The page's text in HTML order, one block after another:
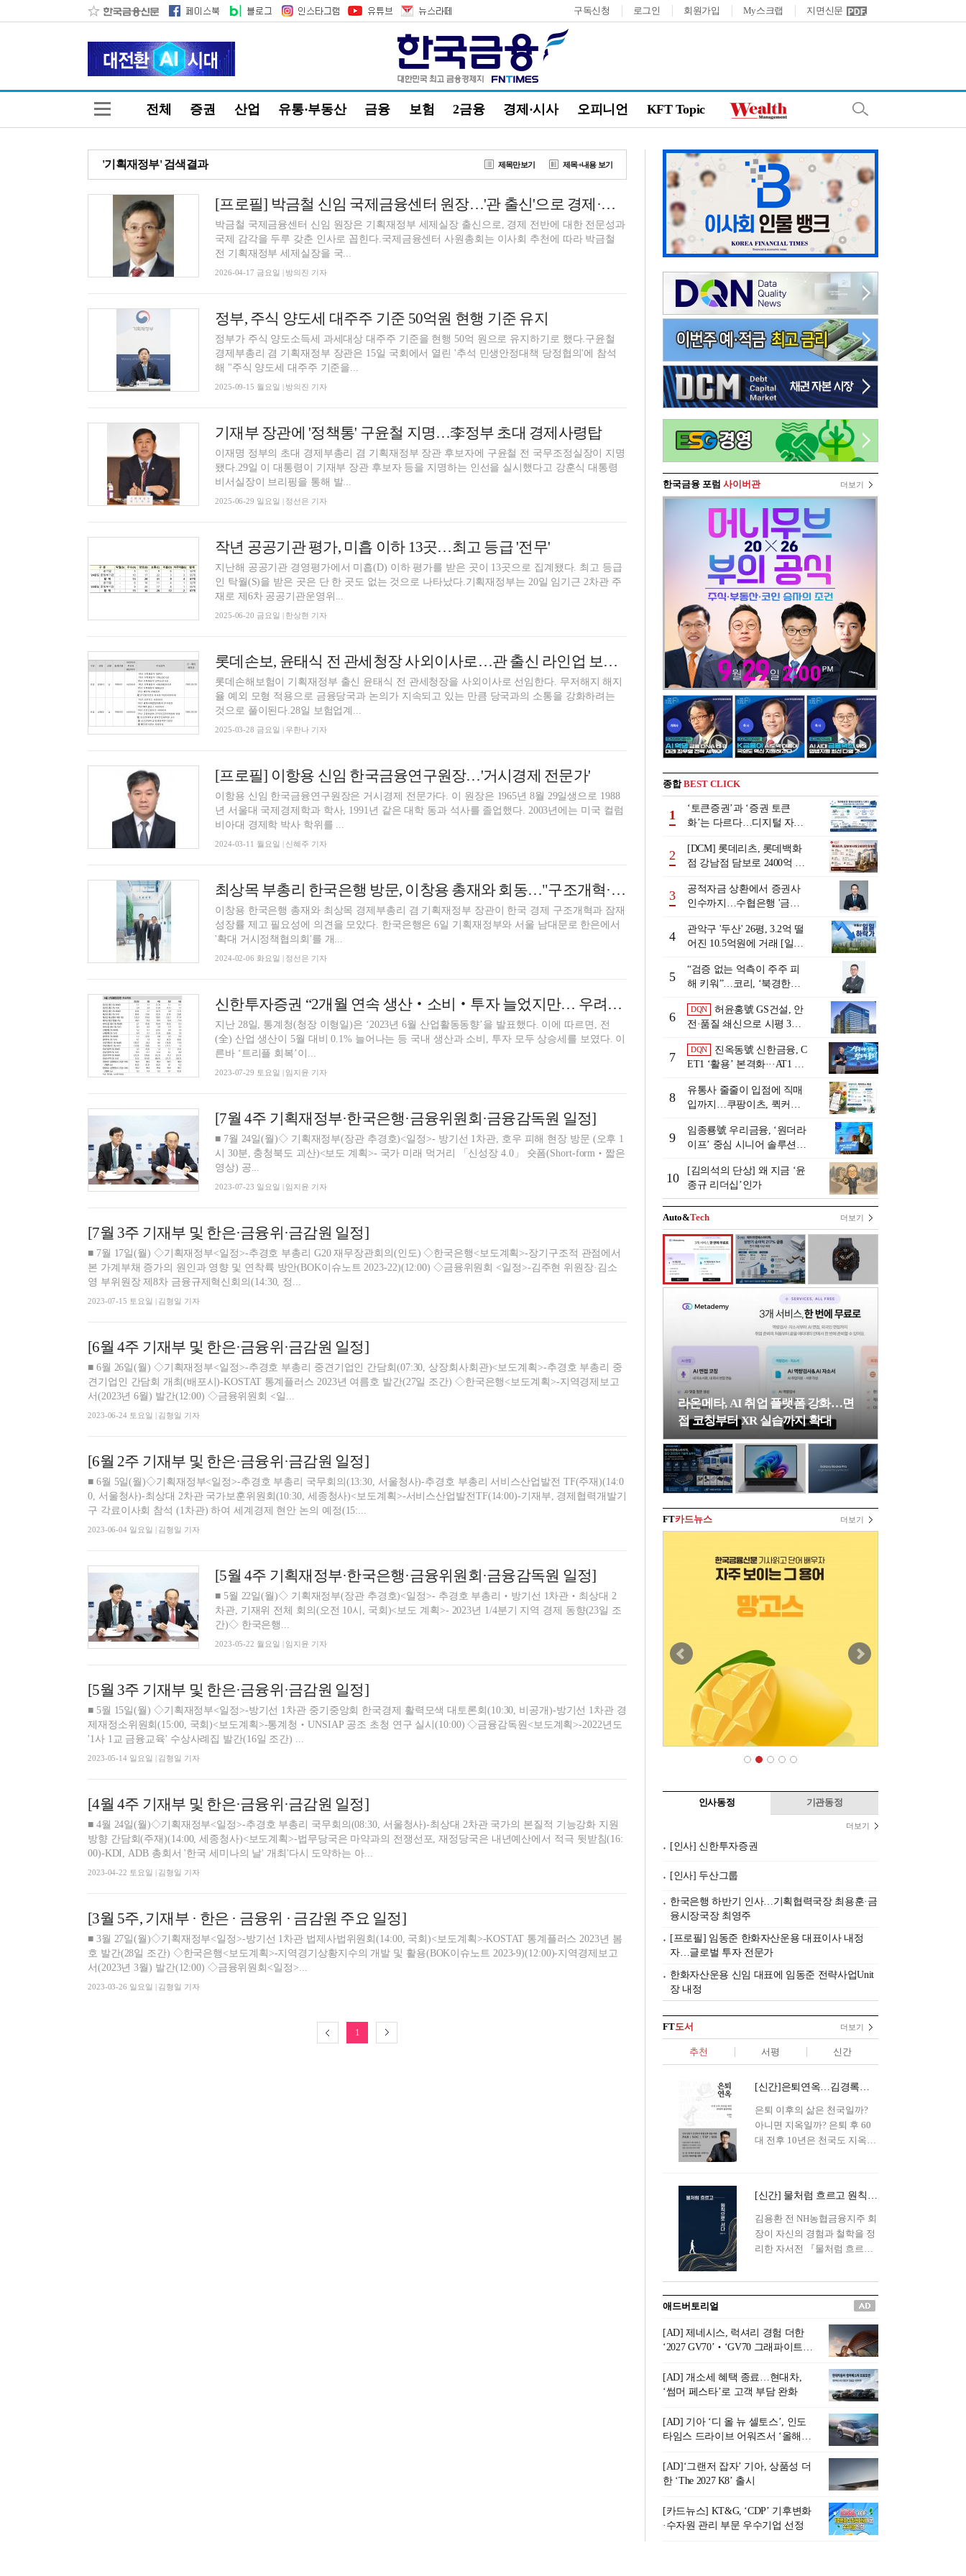
구독신청 로그인 회원가입 My스크랩 지면신문
전체 증권 산업 유통·부동산 금융 보험 2금융 경제·시사 오피니언 KFT Topic
'기획재정부' 검색결과 제목만보기 제목+내용 보기
[프로필] 박금철 신임 국제금융센터 원장…'관 출신'으로 경제·국제 등에 전문성
박금철 국제금융센터 신임 원장은 기획재정부 세제실장 출신으로, 경제 전반에 대한 전문성과
국제 감각을 두루 갖춘 인사로 꼽힌다.국제금융센터 사원총회는 이사회 추천에 따라 박금철
전 기획재정부 세제실장을 국...
2026-04-17 금요일 | 방의진 기자
정부, 주식 양도세 대주주 기준 50억원 현행 기준 유지
정부가 주식 양도소득세 과세대상 대주주 기준을 현행 50억 원으로 유지하기로 했다.구윤철
경제부총리 겸 기획재정부 장관은 15일 국회에서 열린 '추석 민생안정대책 당정협의'에 참석
해 "주식 양도세 대주주 기준을...
2025-09-15 월요일 | 방의진 기자
기재부 장관에 '정책통' 구윤철 지명…李정부 초대 경제사령탑
이재명 정부의 초대 경제부총리 겸 기획재정부 장관 후보자에 구윤철 전 국무조정실장이 지명
됐다.29일 이 대통령이 기재부 장관 후보자 등을 지명하는 인선을 실시했다고 강훈식 대통령
비서실장이 브리핑을 통해 발...
2025-06-29 일요일 | 정선은 기자
작년 공공기관 평가, 미흡 이하 13곳…최고 등급 '전무'
지난해 공공기관 경영평가에서 미흡(D) 이하 평가를 받은 곳이 13곳으로 집계됐다. 최고 등급
인 탁월(S)을 받은 곳은 단 한 곳도 없는 것으로 나타났다.기획재정부는 20일 임기근 2차관 주
재로 제6차 공공기관운영위...
2025-06-20 금요일 | 한상현 기자
롯데손보, 윤태식 전 관세청장 사외이사로…관 출신 라인업 보강 [보험사 사외이사 풍향계]
롯데손해보험이 기획재정부 출신 윤태식 전 관세청장을 사외이사로 선임한다. 무저해지 해지
율 예외 모형 적용으로 금융당국과 논의가 지속되고 있는 만큼 당국과의 소통을 강화하려는
것으로 풀이된다.28일 보험업계...
2025-03-28 금요일 | 우한나 기자
[프로필] 이항용 신임 한국금융연구원장…'거시경제 전문가'
이항용 신임 한국금융연구원장은 거시경제 전문가다. 이 원장은 1965년 8월 29일생으로 1988
년 서울대 국제경제학과 학사, 1991년 같은 대학 동과 석사를 졸업했다. 2003년에는 미국 컬럼
비아대 경제학 박사 학위를 ...
2024-03-11 월요일 | 신혜주 기자
최상목 부총리 한국은행 방문, 이창용 총재와 회동…"구조개혁·잠재성장률 제고 필요"
이창용 한국은행 총재와 최상목 경제부총리 겸 기획재정부 장관이 한국 경제 구조개혁과 잠재
성장률 제고 필요성에 의견을 모았다. 한국은행은 6일 기획재정부와 서울 남대문로 한은에서
'확대 거시정책협의회'를 개...
2024-02-06 화요일 | 정선은 기자
신한투자증권 “2개월 연속 생산‧소비‧투자 늘었지만… 우려는 여전”
지난 28일, 통계청(청장 이형일)은 ‘2023년 6월 산업활동동향’을 발표했다. 이에 따르면, 전
(全) 산업 생산이 5월 대비 0.1% 늘어나는 등 국내 생산과 소비, 투자 모두 상승세를 보였다. 이
른바 ‘트리플 회복’이...
2023-07-29 토요일 | 임지윤 기자
[7월 4주 기획재정부·한국은행·금융위원회·금융감독원 일정]
■ 7월 24일(월)◇ 기획재정부(장관 추경호)<일정>- 방기선 1차관, 호우 피해 현장 방문 (오후 1
시 30분, 충청북도 괴산)<보도 계획>- 국가 미래 먹거리 「신성장 4.0」 숏폼(Short-form‧짧은
영상) 공...
2023-07-23 일요일 | 임지윤 기자
[7월 3주 기재부 및 한은·금융위·금감원 일정]
■ 7월 17일(월) ◇기획재정부<일정>-추경호 부총리 G20 재무장관회의(인도) ◇한국은행<보도계획>-장기구조적 관점에서
본 가계부채 증가의 원인과 영향 및 연착륙 방안(BOK이슈노트 2023-22)(12:00) ◇금융위원회 <일정>-김주현 위원장·김소
영 부위원장 제8차 금융규제혁신회의(14:30, 정...
2023-07-15 토요일 | 김형일 기자
[6월 4주 기재부 및 한은·금융위·금감원 일정]
■ 6월 26일(월) ◇기획재정부<일정>-추경호 부총리 중견기업인 간담회(07:30, 상장회사회관)<보도계획>-추경호 부총리 중
견기업인 간담회 개최(배포시)-KOSTAT 통계플러스 2023년 여름호 발간(27일 조간) ◇한국은행<보도계획>-지역경제보고
서(2023년 6월) 발간(12:00) ◇금융위원회 <일...
2023-06-24 토요일 | 김형일 기자
[6월 2주 기재부 및 한은·금융위·금감원 일정]
■ 6월 5일(월)◇기획재정부<일정>-추경호 부총리 국무회의(13:30, 서울청사)-추경호 부총리 서비스산업발전 TF(주재)(14:0
0, 서울청사)-최상대 2차관 국가보훈위원회(10:30, 세종청사)<보도계획>-서비스산업발전TF(14:00)-기재부, 경제협력개발기
구 각료이사회 참석 (1차관) 하여 세계경제 현안 논의 예정(15:...
2023-06-04 일요일 | 김형일 기자
[5월 4주 기획재정부·한국은행·금융위원회·금융감독원 일정]
■ 5월 22일(월)◇ 기획재정부(장관 추경호)<일정>- 추경호 부총리‧방기선 1차관‧최상대 2
차관, 기재위 전체 회의(오전 10시, 국회)<보도 계획>- 2023년 1/4분기 지역 경제 동향(23일 조
간)◇ 한국은행...
2023-05-22 월요일 | 임지윤 기자
[5월 3주 기재부 및 한은·금융위·금감원 일정]
■ 5월 15일(월) ◇기획재정부<일정>-방기선 1차관 중기중앙회 한국경제 활력모색 대토론회(10:30, 비공개)-방기선 1차관 경
제재정소위원회(15:00, 국회)<보도계획>-통계청‧UNSIAP 공조 초청 연구 실시(10:00) ◇금융감독원<보도계획>-2022년도
'1사 1교 금융교육' 수상사례집 발간(16일 조간) ...
2023-05-14 일요일 | 김형일 기자
[4월 4주 기재부 및 한은·금융위·금감원 일정]
■ 4월 24일(월)◇기획재정부<일정>-추경호 부총리 국무회의(08:30, 서울청사)-최상대 2차관 국가의 본질적 기능강화 지원
방향 간담회(주재)(14:00, 세종청사)<보도계획>-법무당국은 마약과의 전쟁선포, 재정당국은 내년예산에서 적극 뒷받침(16:
00)-KDI, ADB 총회서 '한국 세미나의 날' 개최'다시 도약하는 아...
2023-04-22 토요일 | 김형일 기자
[3월 5주, 기재부 · 한은 · 금융위 · 금감원 주요 일정]
■ 3월 27일(월)◇기획재정부<일정>-방기선 1차관 법제사법위원회(14:00, 국회)<보도계획>-KOSTAT 통계플러스 2023년 봄
호 발간(28일 조간) ◇한국은행<보도계획>-지역경기상황지수의 개발 및 활용(BOK이슈노트 2023-9)(12:00)-지역경제보고
서(2023년 3월) 발간(12:00) ◇금융위원회<일정>...
2023-03-26 일요일 | 김형일 기자
1
한국금융 포럼 사이버관 더보기
종합BEST CLICK
1
‘토큰증권’과 ‘증권 토큰
화’는 다르다…디지털 자본
2
[DCM] 롯데리츠, 롯데백화
점 강남점 담보로 2400억 조
3
공적자금 상환에서 증권사
인수까지…수협은행 '금융
행 금융그룹의 꿈①]
4
관악구 '두산' 26평, 3.2억 떨
어진 10.5억원에 거래 [일일
5
“검증 없는 억측이 주주 피
해 키워”…코리, ‘북경한미
6
DQN
허윤홍號 GS건설, 안
전·품질 쇄신으로 시평 3위
7
DQN
진옥동號 신한금융, C
ET1 ‘활용’ 본격화···AT1 늘
view]
8
유통사 줄줄이 입점에 직매
입까지…쿠팡이츠, 퀵커머
9
임종룡號 우리금융, ‘원더라
이프’ 중심 시니어 솔루션
[금융 시니어 비즈니스 돋보
기]
10
[김의석의 단상] 왜 지금 ‘윤
종규 리더십’인가
Auto&Tech 더보기
라온메타, AI 취업 플랫폼 강화…면
접 코칭부터 XR 실습까지 확대
FT카드뉴스 더보기
인사동정 기관동정
더보기
[인사] 신한투자증권
[인사] 두산그룹
한국은행 하반기 인사…기획협력국장 최용훈·금
융시장국장 최영주
[프로필] 임동준 한화자산운용 대표이사 내정
자…글로벌 투자 전문가
한화자산운용 신임 대표에 임동준 전략사업Unit
장 내정
FT도서 더보기
추천 서평 신간
[신간]은퇴연옥…김경록의 은퇴 후 삶의 나침반
은퇴 이후의 삶은 천국일까?
아니면 지옥일까? 은퇴 후 60
대 전후 10년은 천국도 지옥도
은퇴 설계를 가이드해 온 김경
록 옵투스자산운용의 고문이
신간 『은퇴연옥』을 내놓았
다.단테는 지옥을 '모든 희망을
록 고문은 새로운 시각을 제시
0년의 과도기는 지옥이 아니라
정화와 성장의 공간인 ‘은퇴연
옥(Purgatory)’이라는 것이다.
연옥은 고통스럽지만 끝이 있
으며, 준비를 통해 천국으로 나
아갈 수 있는 희망의 장소라고
말한
[신간] 물처럼 흐르고 원칙으로 서다…김용환의 통찰을 담다
김용환 전 NH농협금융지주 회
장이 자신의 경험과 철학을 정
리한 자서전 『물처럼 흐르고
통 관료 출신으로 한국 금융의
주요 변곡점마다 중요한 역할
을 하고 금융 경영인으로서 큰
족적을 남긴 김 전 회장이 후배
세대에게 전하는 삶의 조언을
담은 인생 노트다.『물처럼 흐
르고 원칙으로 서다』는 단순
한 자서전을 넘어, 실패를 두려
워하지 않는 용기와 자신에 대
한 믿음이 어떻게 삶을 풍요롭
게 만드는지를 보여주는 지혜
의 보고로 평가된다.김용환 전
회장은 “인생의 목표가 크더라
도 조급해하지 말고 작은 것부
터 하나 하나 성취해 나가
라”고 조언한다. 뼈아픈 실패
조차 성공의 뼈대가 된다는 긍
애드버토리얼
[AD] 제네시스, 럭셔리 경험 더한
‘2027 GV70’‧‘GV70 그래파이트’
[AD] 개소세 혜택 종료…현대차,
‘썸머 페스타’로 고객 부담 완화
[AD] 기아 ‘디 올 뉴 셀토스’, 인도
타임스 드라이브 어워즈서 ‘올해의
[AD]‘그랜저 잡자’ 기아, 상품성 더
한 ‘The 2027 K8’ 출시
[카드뉴스] KT&G, ‘CDP’ 기후변화
·수자원 관리 부문 우수기업 선정